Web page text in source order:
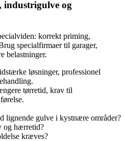
industrigulve og
korrekt priming,
specialfirmaer til garager,
belastninger.
løsninger, professionel
tørretid, krav til
lignende gulve i kystnære områder?
og hærretid?
kræves?